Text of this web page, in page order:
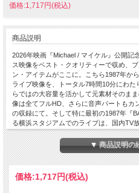
価格:1,717円(税込)
商品説明
2026年映画『Michael / マイケル』公開記
ス映像をベスト・クオリティーで収め、
ン・アイテムがここに。こちら1987年か
ライブ映像を、トータル7時間10分にわ
らではの大容量を活かして元素材そのま
像は全てフルHD、さらに音声パートもカ
の収録にて。そして特に最初の1987年『
る横浜スタジアムでのライブは、国内TV
じみだった中、今回2026年最新リマスタ
ードしたクオリティーで。またその他、
のドイツ、ミュンヘンのオリンピック・
してグレードアップしており、最後の
で、マイケルの代表的ライブここに全て
ん、映画公開を機に新たにファンとなっ
▼ 商品説明の
価格:1,717円(税込)